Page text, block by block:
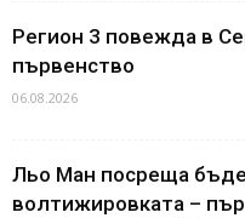
Регион 3 повежда в
първенство
06.08.2026
Льо Ман посреща
волтижировката –